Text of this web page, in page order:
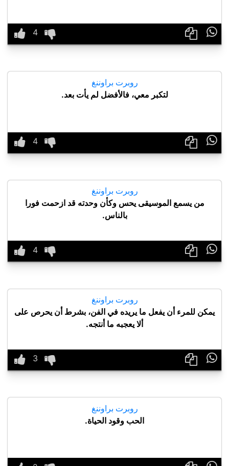

روبرت براوننغ
لتكبر معي، فالأفضل لم يأت بعد.

روبرت براوننغ
من يسمع الموسيقى يحس وكأن وحدته قد ازحمت فورا
بالناس.

روبرت براوننغ
يمكن للمرء أن يفعل ما يريده في الفن، بشرط أن يحرص على
ألا يعجبه ما أنتجه.

روبرت براوننغ
الحب وقود الحياة.